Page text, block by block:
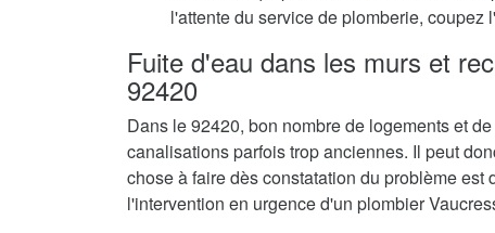
l'attente du service de plomberie, coupez
Fuite d'eau dans les murs et
92420
Dans le 92420, bon nombre de logements et
canalisations parfois trop anciennes. Il peut
chose à faire dès constatation du problème
l'intervention en urgence d'un plombier